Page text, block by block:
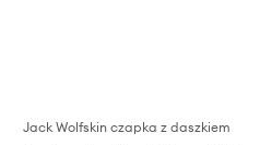
Jack Wolfskin czapka z daszkiem